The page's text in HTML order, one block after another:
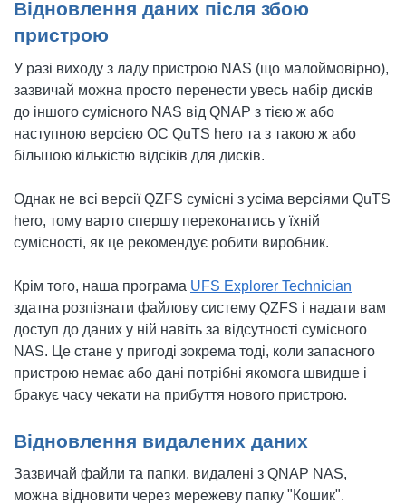
Відновлення даних після збою
пристрою
У разі виходу з ладу пристрою NAS (що малоймовірно),
зазвичай можна просто перенести увесь набір дисків
до іншого сумісного NAS від QNAP з тією ж або
наступною версією ОС QuTS hero та з такою ж або
більшою кількістю відсіків для дисків.
Однак не всі версії QZFS сумісні з усіма версіями QuTS
hero, тому варто спершу переконатись у їхній
сумісності, як це рекомендує робити виробник.
Крім того, наша програма UFS Explorer Technician
здатна розпізнати файлову систему QZFS і надати вам
доступ до даних у ній навіть за відсутності сумісного
NAS. Це стане у пригоді зокрема тоді, коли запасного
пристрою немає або дані потрібні якомога швидше і
бракує часу чекати на прибуття нового пристрою.
Відновлення видалених даних
Зазвичай файли та папки, видалені з QNAP NAS,
можна відновити через мережеву папку "Кошик".